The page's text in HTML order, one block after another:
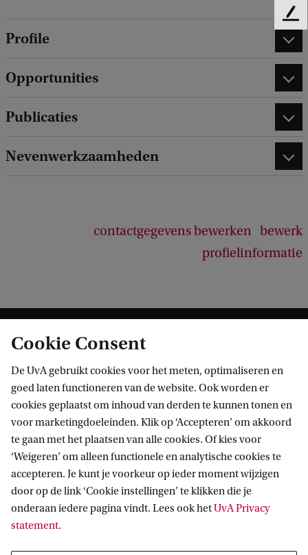
Profile
Opportunities
Publicaties
Nevenwerkzaamheden
contactgegevens bewerken bewerk
profielinformatie
Informatie voor
Bachelorstudiekiezers
Masterstudiekiezers
UvA-studenten
Medewerkers
Journalisten
Alumni
Direct naar
Webmail
Bibliotheek
Vacatures
Huisstijl
Contact
Cookie Consent
De UvA gebruikt cookies voor het meten, optimaliseren en
goed laten functioneren van de website. Ook worden er
cookies geplaatst om inhoud van derden te kunnen tonen en
voor marketingdoeleinden. Klik op ‘Accepteren’ om akkoord
te gaan met het plaatsen van alle cookies. Of kies voor
‘Weigeren’ om alleen functionele en analytische cookies te
accepteren. Je kunt je voorkeur op ieder moment wijzigen
door op de link ‘Cookie instellingen’ te klikken die je
onderaan iedere pagina vindt. Lees ook hetUvA Privacy
statement.
F
e
e
d
b
a